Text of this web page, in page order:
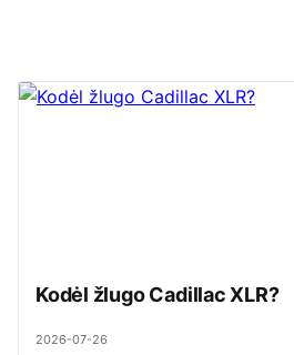
Kodėl žlugo Cadillac XLR?
2026-07-26